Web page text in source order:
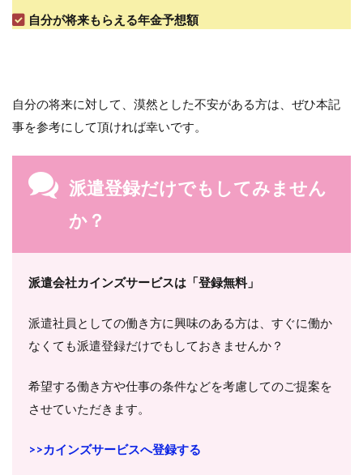
自分が将来もらえる年金予想額
自分の将来に対して、漠然とした不安がある方は、ぜひ本記
事を参考にして頂ければ幸いです。
派遣登録だけでもしてみません
か？
派遣会社カインズサービスは「登録無料」
派遣社員としての働き方に興味のある方は、すぐに働か
なくても派遣登録だけでもしておきませんか？
希望する働き方や仕事の条件などを考慮してのご提案を
させていただきます。
>>カインズサービスへ登録する